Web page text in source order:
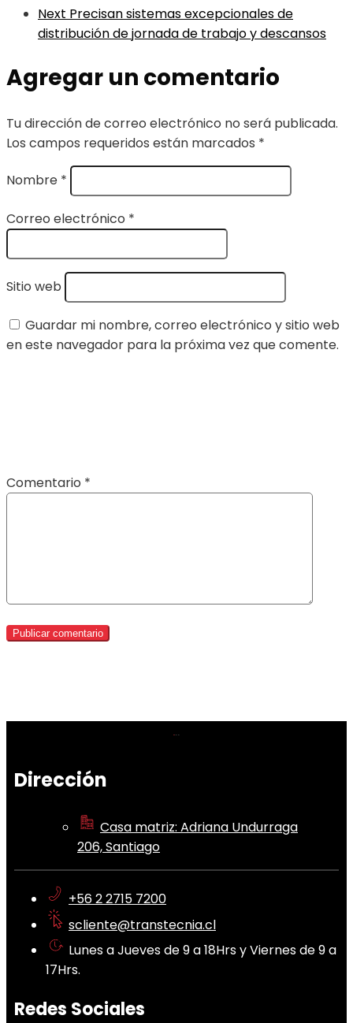
Next Precisan sistemas excepcionales de
distribución de jornada de trabajo y descansos
Agregar un comentario
Tu dirección de correo electrónico no será publicada.
Los campos requeridos están marcados *
Nombre *
Correo electrónico *
Sitio web
Guardar mi nombre, correo electrónico y sitio web
en este navegador para la próxima vez que comente.
Comentario *
Dirección
Casa matriz: Adriana Undurraga
206, Santiago
+56 2 2715 7200
scliente@transtecnia.cl
Lunes a Jueves de 9 a 18Hrs y Viernes de 9 a
17Hrs.
Redes Sociales